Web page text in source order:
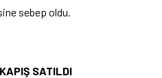
sebep oldu.
SATILDI